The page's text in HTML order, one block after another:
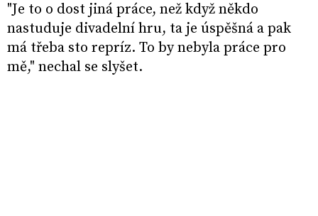
"Je to o dost jiná práce, než když někdo
nastuduje divadelní hru, ta je úspěšná a pak
má třeba sto repríz. To by nebyla práce pro
mě," nechal se slyšet.